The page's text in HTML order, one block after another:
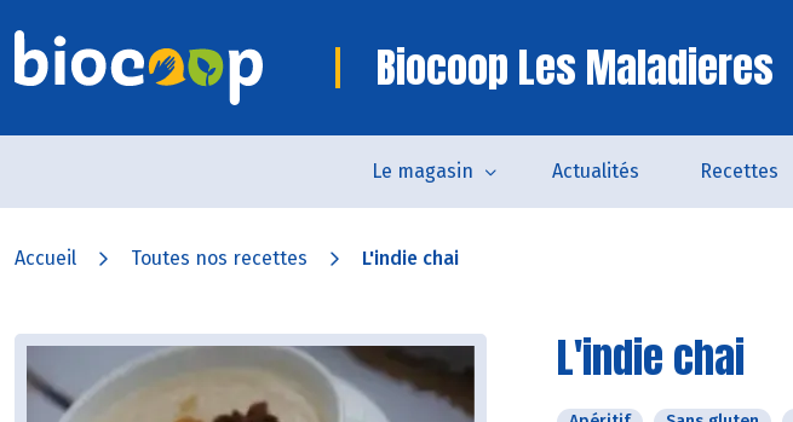
Biocoop Les Maladieres
Le magasin Actualités Recettes
Accueil Toutes nos recettes L'indie chai
L'indie chai